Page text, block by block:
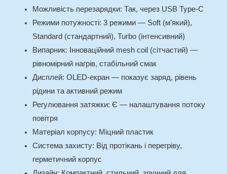
Можливість перезарядки: Так, через USB Type‑C
Режими потужності: 3 режими — Soft (м’який),
Standard (стандартний), Turbo (інтенсивний)
Випарник: Інноваційний mesh coil (сітчастий) —
рівномірний нагрів, стабільний смак
Дисплей: OLED-екран — показує заряд, рівень
рідини та активний режим
Регулювання затяжки: Є — налаштування потоку
повітря
Матеріал корпусу: Міцний пластик
Система захисту: Від протікань і перегріву,
герметичний корпус